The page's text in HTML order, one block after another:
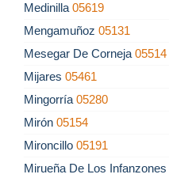
Medinilla 05619
Mengamuñoz 05131
Mesegar De Corneja 05514
Mijares 05461
Mingorría 05280
Mirón 05154
Mironcillo 05191
Mirueña De Los Infanzones